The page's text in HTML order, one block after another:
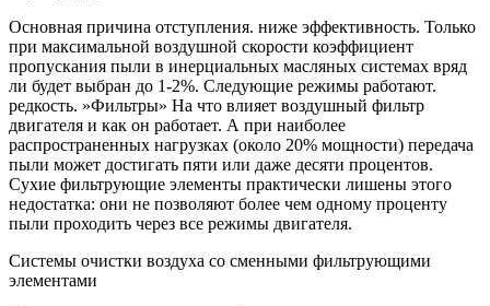
Основная причина отступления. ниже эффективность. Только
при максимальной воздушной скорости коэффициент
пропускания пыли в инерциальных масляных системах вряд
ли будет выбран до 1-2%. Следующие режимы работают.
редкость. »Фильтры» На что влияет воздушный фильтр
двигателя и как он работает. А при наиболее
распространенных нагрузках (около 20% мощности) передача
пыли может достигать пяти или даже десяти процентов.
Сухие фильтрующие элементы практически лишены этого
недостатка: они не позволяют более чем одному проценту
пыли проходить через все режимы двигателя.
Системы очистки воздуха со сменными фильтрующими
элементами